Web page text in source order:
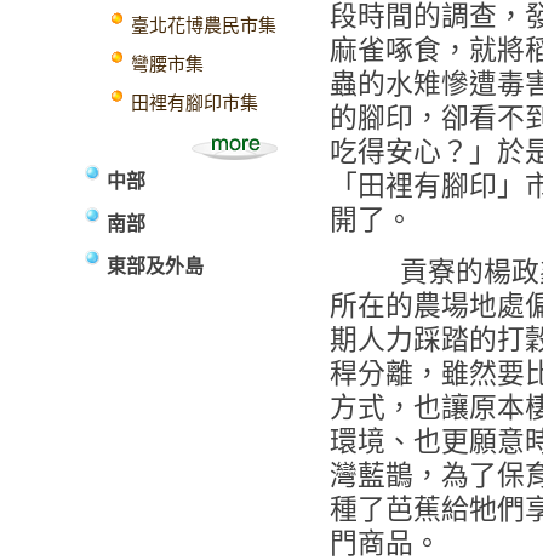
臺北花博農民市集
彎腰市集
田裡有腳印市集
中部
南部
東部及外島
段時間的調查，
麻雀啄食，就將
蟲的水雉慘遭毒
的腳印，卻看不
吃得安心？」於
「田裡有腳印
開了。
貢寮的楊政鑫
所在的農場地處
期人力踩踏的打
稈分離，雖然要
方式，也讓原本
環境、也更願意
灣藍鵲，為了保
種了芭蕉給牠們
門商品。